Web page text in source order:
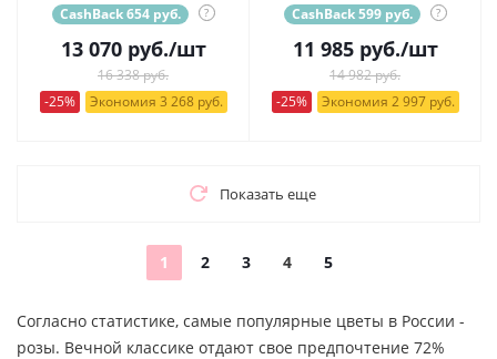
CashBack 654 руб. ?
13 070руб./шт
16 338 руб.
-25%
Экономия 3 268 руб.
CashBack 599 руб. ?
11 985руб./шт
14 982 руб.
-25%
Экономия 2 997 руб.
Показать еще
1 2 3 4 5
Согласно статистике, самые популярные цветы в России -
розы. Вечной классике отдают свое предпочтение 72%